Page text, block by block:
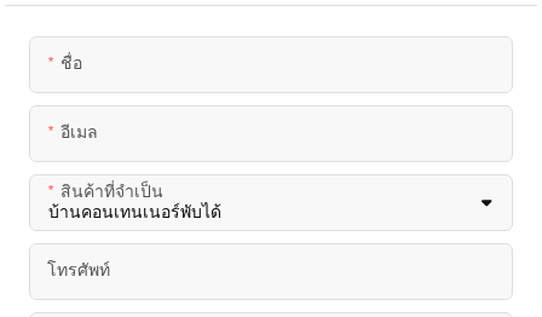
ชื่อ
อีเมล
สินค้าที่จำเป็น
โทรศัพท์